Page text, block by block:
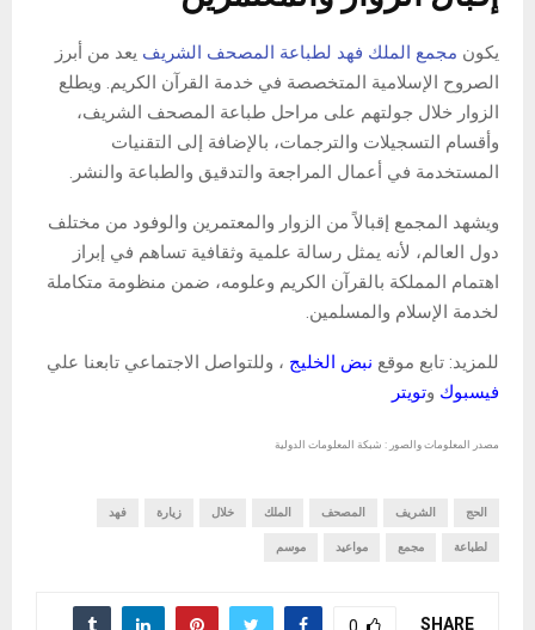
يكون مجمع الملك فهد لطباعة المصحف الشريف يعد من أبرز
الصروح الإسلامية المتخصصة في خدمة القرآن الكريم. ويطلع
الزوار خلال جولتهم على مراحل طباعة المصحف الشريف،
وأقسام التسجيلات والترجمات، بالإضافة إلى التقنيات
المستخدمة في أعمال المراجعة والتدقيق والطباعة والنشر.
ويشهد المجمع إقبالاً من الزوار والمعتمرين والوفود من مختلف
دول العالم، لأنه يمثل رسالة علمية وثقافية تساهم في إبراز
اهتمام المملكة بالقرآن الكريم وعلومه، ضمن منظومة متكاملة
لخدمة الإسلام والمسلمين.
للمزيد: تابع موقع نبض الخليج ، وللتواصل الاجتماعي تابعنا علي
فيسبوك وتويتر
مصدر المعلومات والصور : شبكة المعلومات الدولية
الحج الشريف المصحف الملك خلال زيارة فهد
لطباعة مجمع مواعيد موسم
SHARE
0